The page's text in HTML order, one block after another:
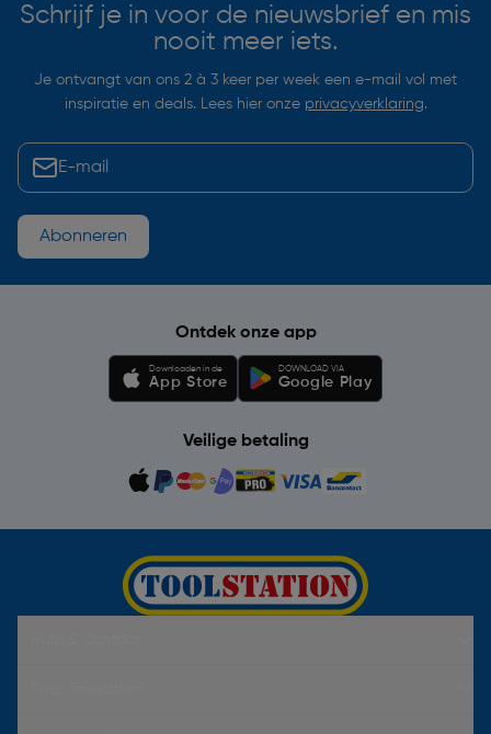
Schrijf je in voor de nieuwsbrief en mis
nooit meer iets.
Je ontvangt van ons 2 à 3 keer per week een e-mail vol met
inspiratie en deals. Lees hier onze privacyverklaring.
Abonneren
Ontdek onze app
Downloaden in de
App Store
DOWNLOAD VIA
Google Play
Veilige betaling